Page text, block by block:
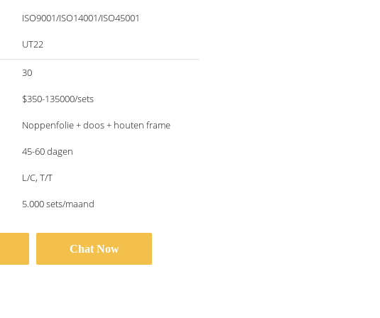
ISO9001/ISO14001/ISO45001
UT22
30
$350-135000/sets
Noppenfolie + doos + houten frame
45-60 dagen
L/C, T/T
5.000 sets/maand
Chat Now